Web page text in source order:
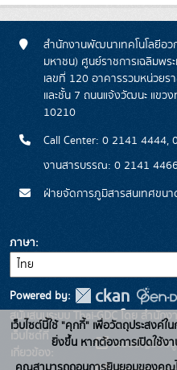
สำนักงานพัฒนาเทคโนโลยีอ
มหาชน) ศูนย์ราชการเฉลิมพ
เลขที่ 120 อาคารรวมหน่วย
และชั้น 7 ถนนแจ้งวัฒนะ แขว
10210
Call Center: 0 2141 4444,
งานสารบรรณ: 0 2141
ฝ่ายจัดการภูมิสารสนเทศขน
ภาษา
Powered by:
สนับสนุนระบบ Thai-GDC โดย สำนัก
เว็บไซต์ที่
เกี่ยวข้อง:
ระบบบัญชีข้อ
เว็บไซต์นี้ใช้ "คุกกี้" เพื่อวัตถุประสงค์
ยิ่งขึ้น หากต้องการเปิดใช้